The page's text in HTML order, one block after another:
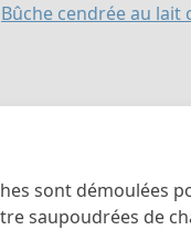
Bûche cendrée au lait
sont démoulées
saupoudrées de